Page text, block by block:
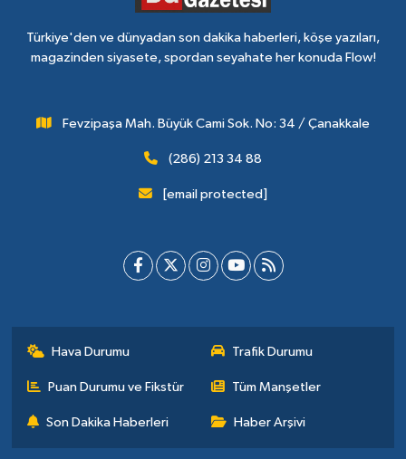
Türkiye'den ve dünyadan son dakika haberleri, köşe yazıları,
magazinden siyasete, spordan seyahate her konuda Flow!
Fevzipaşa Mah. Büyük Cami Sok. No: 34 / Çanakkale
(286) 213 34 88
[email protected]
Hava Durumu Trafik Durumu
Puan Durumu ve Fikstür Tüm Manşetler
Son Dakika Haberleri Haber Arşivi